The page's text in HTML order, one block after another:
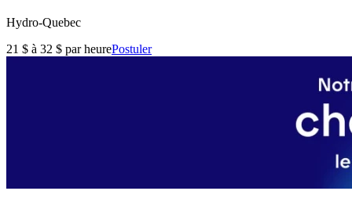
Hydro-Quebec
21 $ à 32 $ par heurePostuler